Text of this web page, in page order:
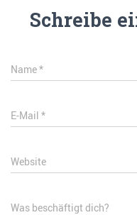
Schreibe
Name*
E-Mail *
Website
Was beschäftigt dich?